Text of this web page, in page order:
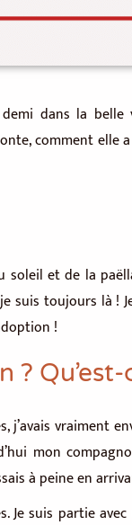
dans la belle
comment
soleil et de la
suis toujours là !
!
vraiment
mon
à peine en
Je suis partie